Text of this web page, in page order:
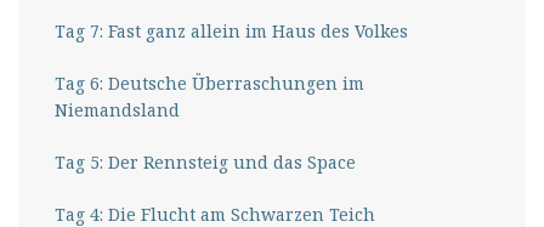
Tag 7: Fast ganz allein im Haus des Volkes
Tag 6: Deutsche Überraschungen im
Niemandsland
Tag 5: Der Rennsteig und das Space
Tag 4: Die Flucht am Schwarzen Teich